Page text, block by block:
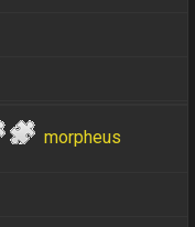
morpheus